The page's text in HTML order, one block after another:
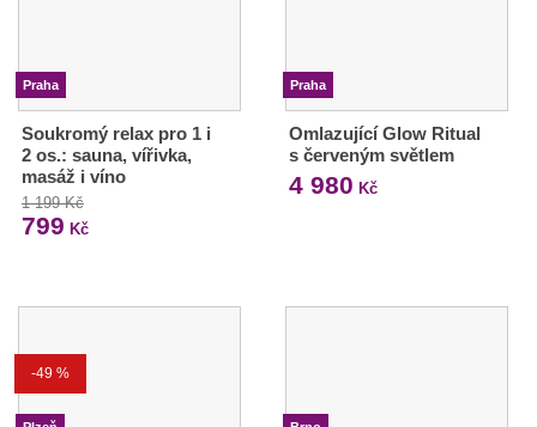
Praha
Soukromý relax pro 1 i
2 os.: sauna, vířivka,
masáž i víno
1 199 Kč
799 Kč
Praha
Omlazující Glow Ritual
s červeným světlem
4 980 Kč
-49 %